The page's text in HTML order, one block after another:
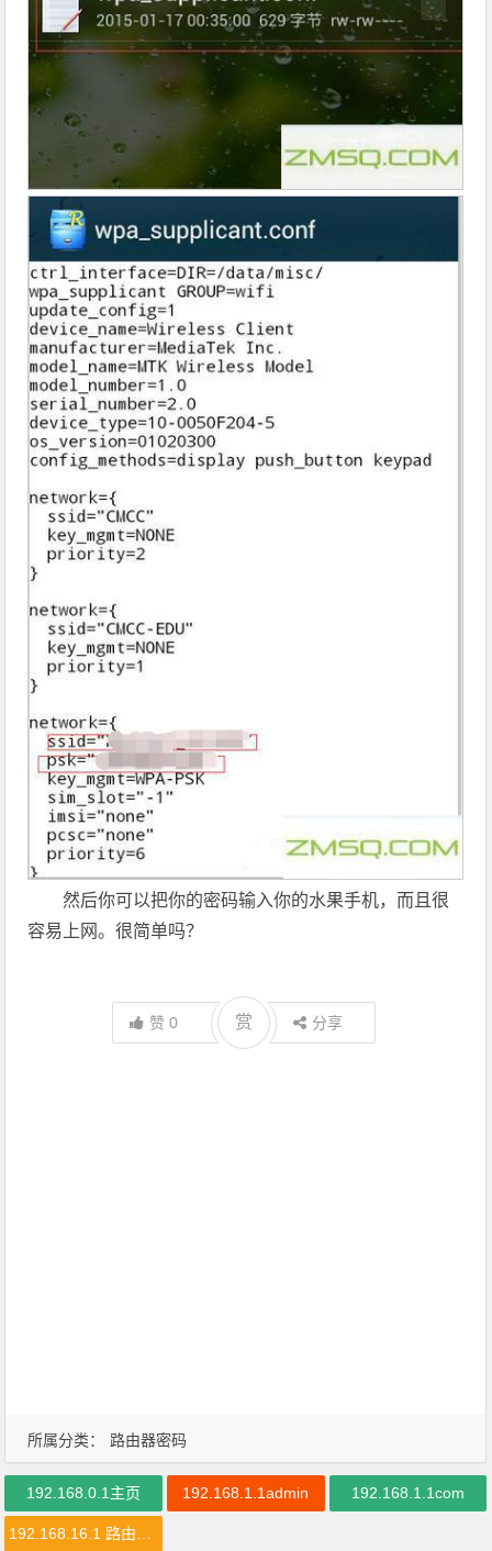
所属分类： 路由器密码
然后你可以把你的密码输入你的水果手机，而且很
容易上网。很简单吗？
赞0 赏 分享
192.168.0.1主页 192.168.1.1admin 192.168.1.1com